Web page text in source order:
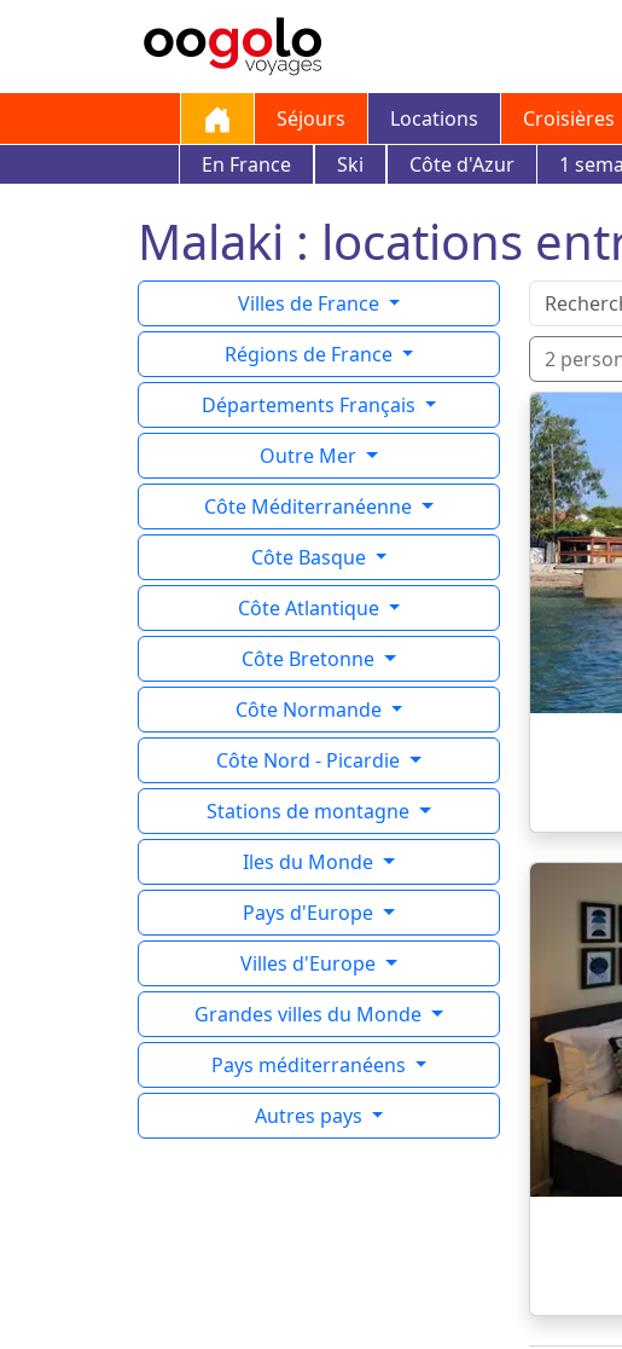
Séjours Locations Croisières
En France
Ski Côte d'Azur 1
Malaki : locations
Villes de France
Régions de France
Départements Français
Outre Mer
Côte Méditerranéenne
Côte Basque
Côte Atlantique
Côte Bretonne
Côte Normande
Côte Nord - Picardie
Stations de montagne
Iles du Monde
Pays d'Europe
Villes d'Europe
Grandes villes du Monde
Pays méditerranéens
Autres pays
2